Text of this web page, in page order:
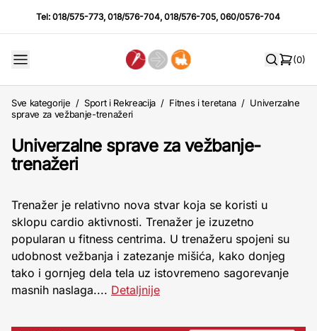
Tel:018/575-773,018/576-704,018/576-705,060/0576-704
(0)
Sve kategorije / Sport i Rekreacija / Fitnes i teretana / Univerzalne
sprave za vežbanje-trenažeri
Univerzalne sprave za vežbanje-
trenažeri
Trenažer je relativno nova stvar koja se koristi u
sklopu cardio aktivnosti. Trenažer je izuzetno
popularan u fitness centrima. U trenažeru spojeni su
udobnost vežbanja i zatezanje mišića, kako donjeg
tako i gornjeg dela tela uz istovremeno sagorevanje
masnih naslaga.... Detaljnije